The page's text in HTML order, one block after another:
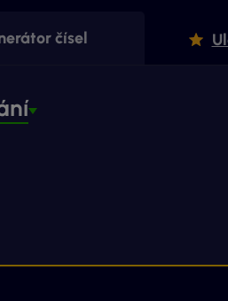
čísel